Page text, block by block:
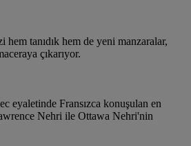
tanıdık hem de yeni manzaralar,
çıkarıyor.
eyaletinde Fransızca konuşulan en
Nehri ile Ottawa Nehri'nin